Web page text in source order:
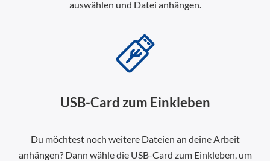
auswählen und Datei anhängen.
USB-Card zum Einkleben
Du möchtest noch weitere Dateien an deine Arbeit
anhängen? Dann wähle die USB-Card zum Einkleben, um